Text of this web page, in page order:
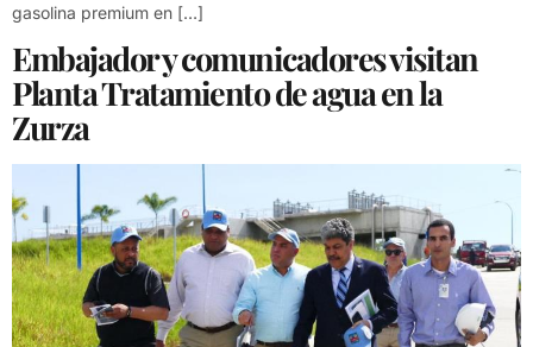
gasolina premium en […]
Embajador y comunicadores visitan
Planta Tratamiento de agua en la
Zurza